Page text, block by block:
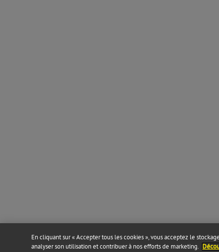
En cliquant sur « Accepter tous les cookies », vous acceptez le
analyser son utilisation et contribuer à nos efforts de marketing.